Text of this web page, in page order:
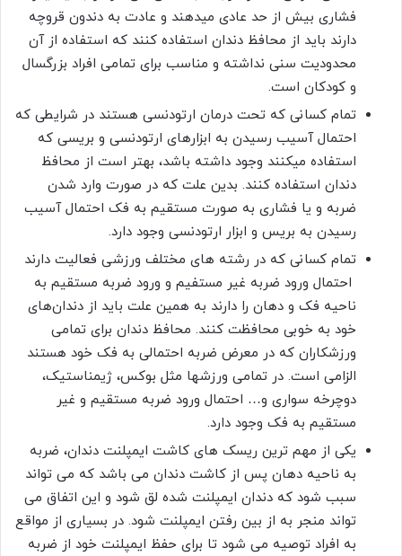
فشاری بیش از حد عادی میدهند و عادت به دندون قروچه
دارند باید از محافظ دندان استفاده کنند که استفاده از آن
محدودیت سنی نداشته و مناسب برای تمامی افراد بزرگسال
و کودکان است.
تمام کسانی که تحت درمان ارتودنسی هستند در شرایطی که
احتمال آسیب رسیدن به ابزارهای ارتودنسی و بریسی که
استفاده میکنند وجود داشته باشد، بهتر است از محافظ
دندان استفاده کنند. بدین علت که در صورت وارد شدن
ضربه و یا فشاری به صورت مستقیم به فک احتمال آسیب
رسیدن به بریس و ابزار ارتودنسی وجود دارد.
تمام کسانی که در رشته‎ های مختلف ورزشی فعالیت دارند
احتمال ورود ضربه غیر مستفیم و ورود ضربه مستقیم به
ناحیه فک و دهان را دارند به همین علت باید از دندان‌های
خود به خوبی محافظت کنند. محافظ دندان برای تمامی
ورزشکاران که در معرض ضربه احتمالی به فک خود هستند
الزامی است. در تمامی ورزشها مثل بوکس، ژیمناستیک،
دوچرخه سواری و… احتمال ورود ضربه مستقیم و غیر
مستقیم به فک وجود دارد.
یکی از مهم ترین ریسک های کاشت ایمپلنت دندان، ضربه
به ناحیه دهان پس از کاشت دندان می باشد که می تواند
سبب شود که دندان ایمپلنت شده لق شود و این اتفاق می
تواند منجر به از بین رفتن ایمپلنت شود. در بسیاری از مواقع
به افراد توصیه می شود تا برای حفظ ایمپلنت خود از ضربه